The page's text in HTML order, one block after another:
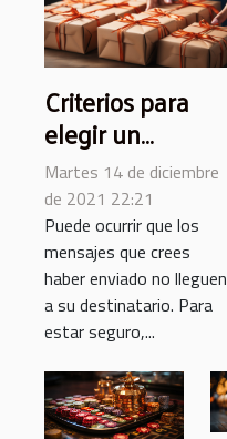
Criterios para
elegir un
verificador de
correo
Martes 14 de diciembre
de 2021 22:21
Puede ocurrir que los
mensajes que crees
haber enviado no lleguen
a su destinatario. Para
estar seguro,...